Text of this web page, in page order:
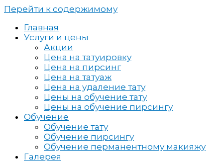
Перейти к содержимому
Главная
Услуги и цены
Акции
Цена на татуировку
Цена на пирсинг
Цена на татуаж
Цена на удаление тату
Цены на обучение тату
Цены на обучение пирсингу
Обучение
Обучение тату
Обучение пирсингу
Обучение перманентному макияжу
Галерея